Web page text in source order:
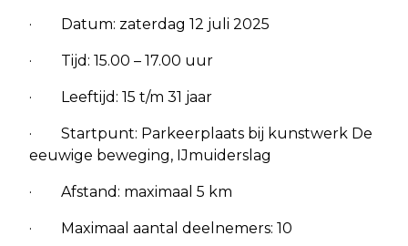
· Datum: zaterdag 12 juli 2025
· Tijd: 15.00 – 17.00 uur
· Leeftijd: 15 t/m 31 jaar
· Startpunt: Parkeerplaats bij kunstwerk De
eeuwige beweging, IJmuiderslag
· Afstand: maximaal 5 km
· Maximaal aantal deelnemers: 10